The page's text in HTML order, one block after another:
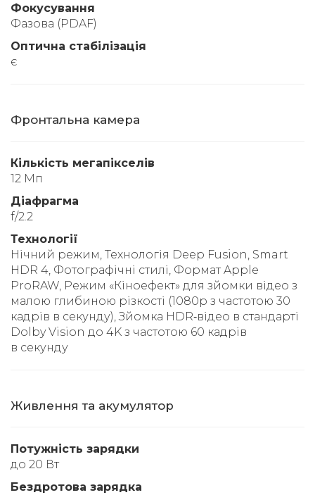
Фокусування
Фазова (PDAF)
Оптична стабілізація
є
Фронтальна камера
Кількість мегапікселів
12 Мп
Діафрагма
f/2.2
Технології
Нічний режим, Технологія Deep Fusion, Smart
HDR 4, Фотографічні стилі, Формат Apple
ProRAW, Режим «Кіноефект» для зйомки відео з
малою глибиною різкості (1080p з частотою 30
кадрів в секунду), Зйомка HDR‑відео в стандарті
Dolby Vision до 4K з частотою 60 кадрів
в секунду
Живлення та акумулятор
Потужність зарядки
до 20 Вт
Бездротова зарядка